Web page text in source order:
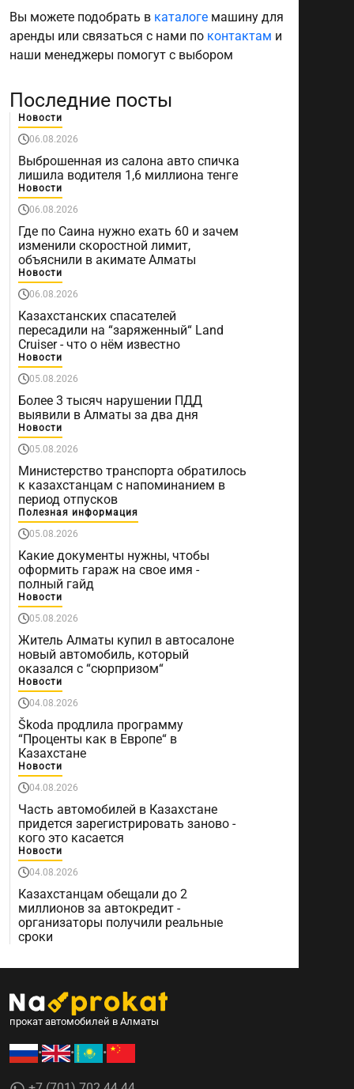
Вы можете подобрать в каталоге машину для
аренды или связаться с нами по контактам и
наши менеджеры помогут с выбором
Последние посты
Новости
06.08.2026
Выброшенная из салона авто спичка
лишила водителя 1,6 миллиона тенге
Новости
06.08.2026
Где по Саина нужно ехать 60 и зачем
изменили скоростной лимит,
объяснили в акимате Алматы
Новости
06.08.2026
Казахстанских спасателей
пересадили на “заряженный“ Land
Cruiser - что о нём известно
Новости
05.08.2026
Более 3 тысяч нарушении ПДД
выявили в Алматы за два дня
Новости
05.08.2026
Министерство транспорта обратилось
к казахстанцам с напоминанием в
период отпусков
Полезная информация
05.08.2026
Какие документы нужны, чтобы
оформить гараж на свое имя -
полный гайд
Новости
05.08.2026
Житель Алматы купил в автосалоне
новый автомобиль, который
оказался с “сюрпризом“
Новости
04.08.2026
Škoda продлила программу
“Проценты как в Европе“ в
Казахстане
Новости
04.08.2026
Часть автомобилей в Казахстане
придется зарегистрировать заново -
кого это касается
Новости
04.08.2026
Казахстанцам обещали до 2
миллионов за автокредит -
организаторы получили реальные
сроки
прокат автомобилей в Алматы
• • •